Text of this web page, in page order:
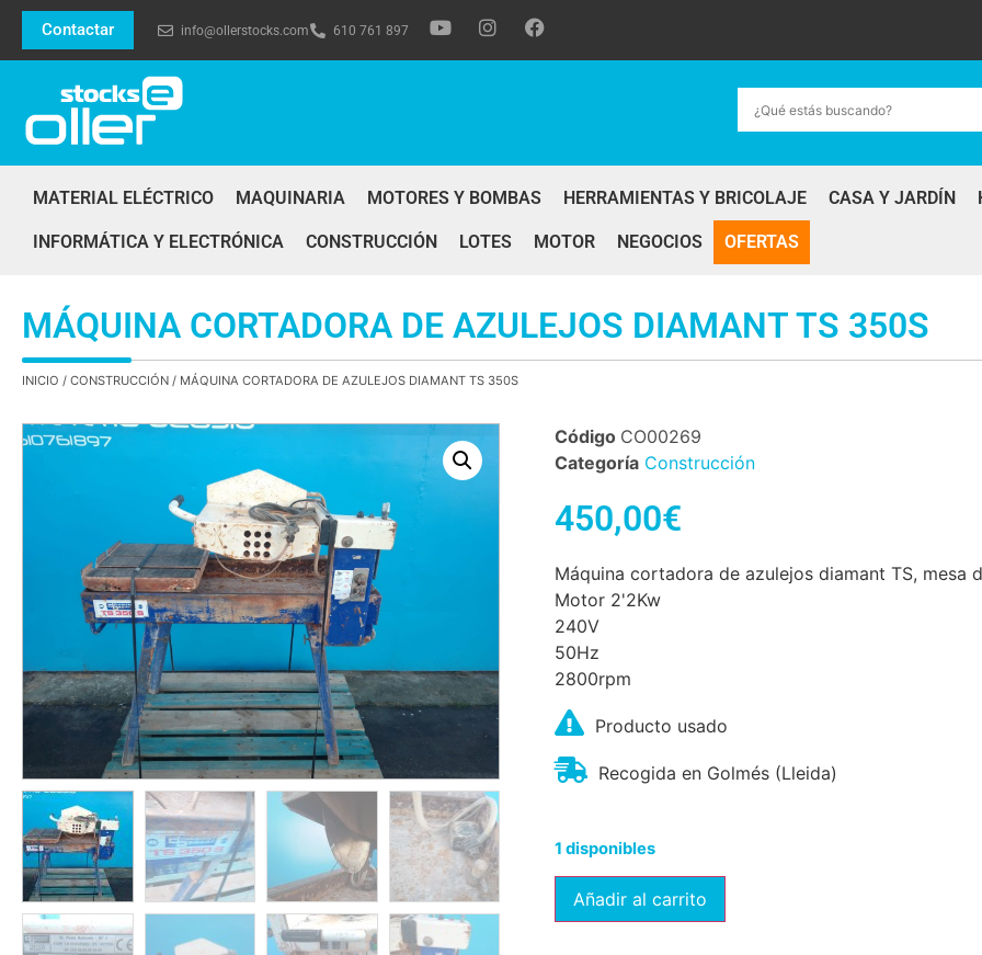
Contactar info@ollerstocks.com 610 761 897
MATERIAL ELÉCTRICO MAQUINARIA MOTORES Y BOMBAS HERRAMIENTAS Y BRICOLAJE CASA Y JARDÍN
INFORMÁTICA Y ELECTRÓNICA CONSTRUCCIÓN LOTES MOTOR NEGOCIOS OFERTAS
MÁQUINA CORTADORA DE AZULEJOS DIAMANT TS 350S
INICIO / CONSTRUCCIÓN / MÁQUINA CORTADORA DE AZULEJOS DIAMANT TS 350S
Código CO00269
Categoría Construcción
450,00€
Máquina cortadora de azulejos diamant TS, mesa
Motor 2'2Kw
240V
50Hz
2800rpm
Producto usado
Recogida en Golmés (Lleida)
1 disponibles
Añadir al carrito